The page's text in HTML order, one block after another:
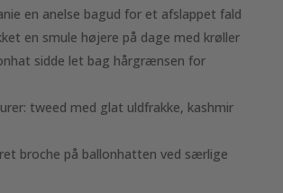
en anelse bagud for et afslappet fald
en smule højere på dage med krøller
sidde let bag hårgrænsen for
tweed med glat uldfrakke, kashmir
broche på ballonhatten ved særlige